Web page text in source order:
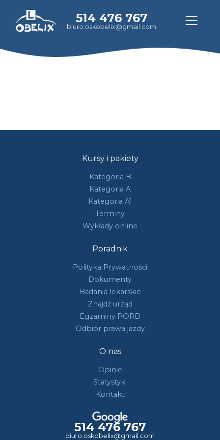
514 476 767
biuro.oskobelix@gmail.com
Kursy i pakiety
Kategoria B
Kategoria A
Kategoria A1
Terminy
Wykłady online
Poradnik
Polityka Prywatności
Dokumenty
Badania lekarskie
Znajdź urząd
Egzaminy PORD
Odbiór prawa jazdy
O nas
Opinie
Statystyki
Kontakt
514 476 767
biuro.oskobelix@gmail.com